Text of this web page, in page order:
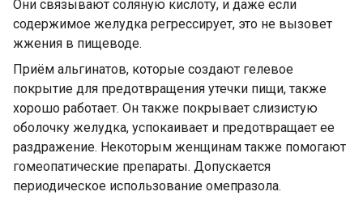
Они связывают соляную кислоту, и даже если
содержимое желудка регрессирует, это не вызовет
жжения в пищеводе.
Приём альгинатов, которые создают гелевое
покрытие для предотвращения утечки пищи, также
хорошо работает. Он также покрывает слизистую
оболочку желудка, успокаивает и предотвращает ее
раздражение. Некоторым женщинам также помогают
гомеопатические препараты. Допускается
периодическое использование омепразола.